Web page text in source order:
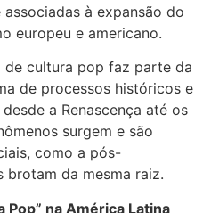
à expansão do
europeu e americano.
de cultura pop faz parte da
de processos históricos e
a Renascença até os
surgem e são
como a pós-
brotam da mesma raiz.
Pop” na América Latina